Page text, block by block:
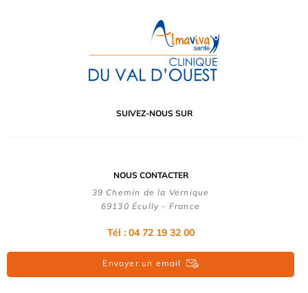
SUIVEZ-NOUS SUR
NOUS CONTACTER
39 Chemin de la Vernique
69130 Écully - France
Tél : 04 72 19 32 00
Envoyer un email